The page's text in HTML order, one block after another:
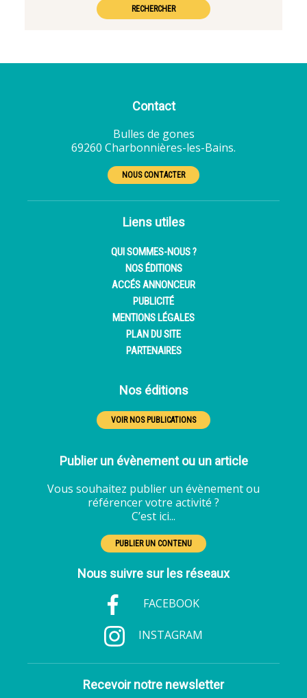
RECHERCHER
Contact
Bulles de gones
69260 Charbonnières-les-Bains.
NOUS CONTACTER
Liens utiles
QUI SOMMES-NOUS ?
NOS ÉDITIONS
ACCÉS ANNONCEUR
PUBLICITÉ
MENTIONS LÉGALES
PLAN DU SITE
PARTENAIRES
Nos éditions
VOIR NOS PUBLICATIONS
Publier un évènement ou un article
Vous souhaitez publier un évènement ou
référencer votre activité ?
C’est ici...
PUBLIER UN CONTENU
Nous suivre sur les réseaux
FACEBOOK
INSTAGRAM
Recevoir notre newsletter